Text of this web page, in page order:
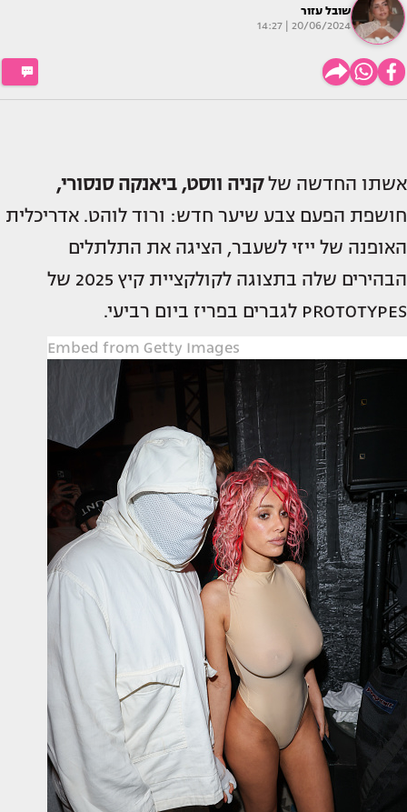
שובל עזור
20/06/2024 | 14:27
אשתו החדשה שלקניה ווסט, ביאנקה סנסורי,
חושפת הפעם צבע שיער חדש: ורוד לוהט. אדריכלית
האופנה של ייזי לשעבר, הציגה את התלתלים
הבהירים שלה בתצוגה לקולקציית קיץ 2025 של
PROTOTYPES לגברים בפריז ביום רביעי.
Embed from Getty Images